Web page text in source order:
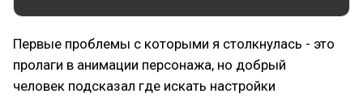
Первые проблемы с которыми я столкнулась - это
пролаги в анимации персонажа, но добрый
человек подсказал где искать настройки